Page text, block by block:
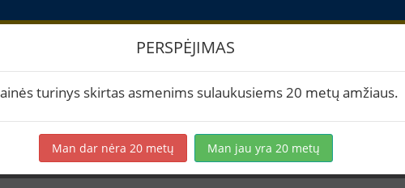
Sausra
į PDF Spausdinti etiketes Virimai (1) BeerXML
PERSPĖJIMAS
turinys skirtas asmenims sulaukusiems 20 metų amžiaus.
Man dar nėra 20 metų Man jau yra 20 metų